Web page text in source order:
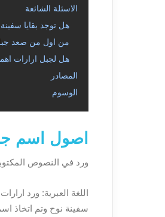
الاسئلة الشائعة
هل توجد بقايا
من اول من صعد
هل لجبل ارارات
المصادر
الوسوم
اصول اسم
ورد في النصوص
اللغة العبرية: ورد
سفينة نوح وتم اتخاذ